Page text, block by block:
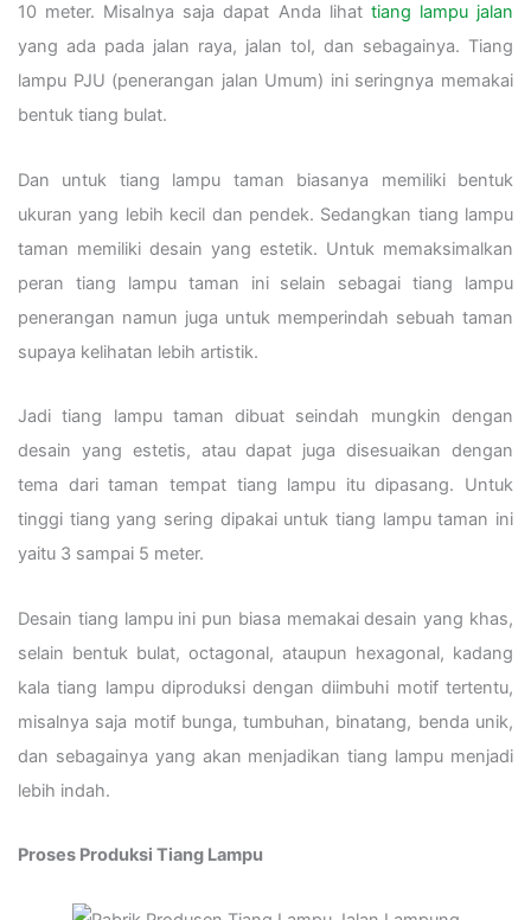
10 meter. Misalnya saja dapat Anda lihat tiang lampu jalan
yang ada pada jalan raya, jalan tol, dan sebagainya. Tiang
lampu PJU (penerangan jalan Umum) ini seringnya memakai
bentuk tiang bulat.
Dan untuk tiang lampu taman biasanya memiliki bentuk
ukuran yang lebih kecil dan pendek. Sedangkan tiang lampu
taman memiliki desain yang estetik. Untuk memaksimalkan
peran tiang lampu taman ini selain sebagai tiang lampu
penerangan namun juga untuk memperindah sebuah taman
supaya kelihatan lebih artistik.
Jadi tiang lampu taman dibuat seindah mungkin dengan
desain yang estetis, atau dapat juga disesuaikan dengan
tema dari taman tempat tiang lampu itu dipasang. Untuk
tinggi tiang yang sering dipakai untuk tiang lampu taman ini
yaitu 3 sampai 5 meter.
Desain tiang lampu ini pun biasa memakai desain yang khas,
selain bentuk bulat, octagonal, ataupun hexagonal, kadang
kala tiang lampu diproduksi dengan diimbuhi motif tertentu,
misalnya saja motif bunga, tumbuhan, binatang, benda unik,
dan sebagainya yang akan menjadikan tiang lampu menjadi
lebih indah.
Proses Produksi Tiang Lampu